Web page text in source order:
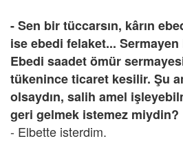
- Sen bir tüccarsın, kârın
ise ebedi felaket...
Ebedi saadet ömür
tükenince ticaret kesilir. Şu
olsaydın, salih amel
geri gelmek istemez miydin?
- Elbette isterdim.